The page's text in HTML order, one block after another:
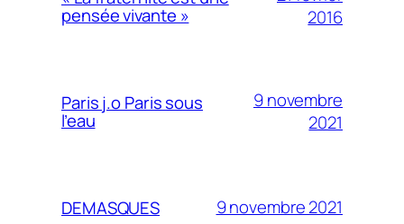
pensée vivante »
2016
Paris j.o Paris sous
l’eau
9 novembre
2021
DEMASQUES 9 novembre 2021